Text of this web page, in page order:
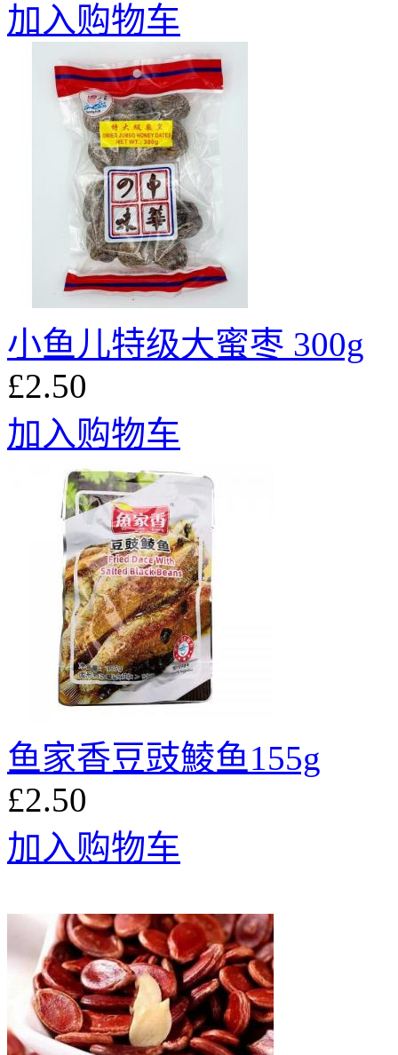
加入购物车
小鱼儿特级大蜜枣 300g
£2.50
加入购物车
鱼家香豆豉鯪鱼155g
£2.50
加入购物车